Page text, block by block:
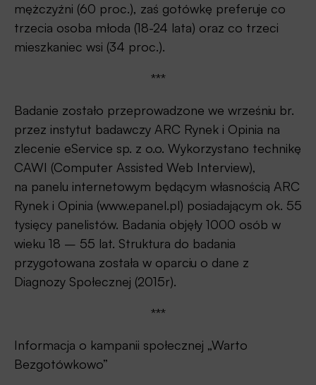
mężczyźni (60 proc.), zaś gotówkę preferuje co
trzecia osoba młoda (18-24 lata) oraz co trzeci
mieszkaniec wsi (34 proc.).
***
Badanie zostało przeprowadzone we wrześniu br.
przez instytut badawczy ARC Rynek i Opinia na
zlecenie eService sp. z o.o. Wykorzystano technikę
CAWI (Computer Assisted Web Interview),
na panelu internetowym będącym własnością ARC
Rynek i Opinia (www.epanel.pl) posiadającym ok. 55
tysięcy panelistów. Badania objęły 1000 osób w
wieku 18 – 55 lat. Struktura do badania
przygotowana została w oparciu o dane z
Diagnozy Społecznej (2015r).
***
Informacja o kampanii społecznej „Warto
Bezgotówkowo”